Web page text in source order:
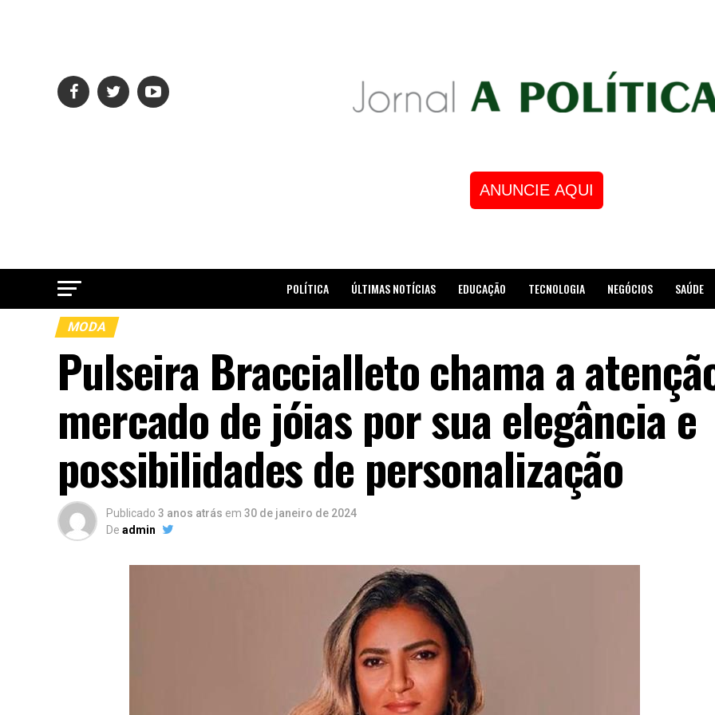
ANUNCIE AQUI
POLÍTICA ÚLTIMAS NOTÍCIAS EDUCAÇÃO TECNOLOGIA NEGÓCIOS SAÚDE
MODA
Pulseira Braccialleto chama a
mercado de jóias por sua elegância e
possibilidades de personalização
Publicado 3 anos atrás em 30 de janeiro de 2024
De admin